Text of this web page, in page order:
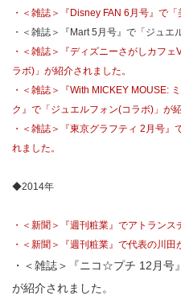
・＜雑誌＞『Disney FAN 6月号』で
・＜雑誌＞『Mart 5月号』で「ジュエ
・＜雑誌＞『ディズニーさがしカフ
ラボ)」が紹介されました。
・＜雑誌＞『With MICKEY MOUSE:
ク』で「ジュエルフォン(コラボ)」が
・＜雑誌＞『東京グラフティ 2月号
れました。
◆2014年
・＜新聞＞『週刊粧業』でアトランス
・＜新聞＞『週刊粧業』で代表の川田
・＜雑誌＞『ニコ☆プチ 12月号
が紹介されました。